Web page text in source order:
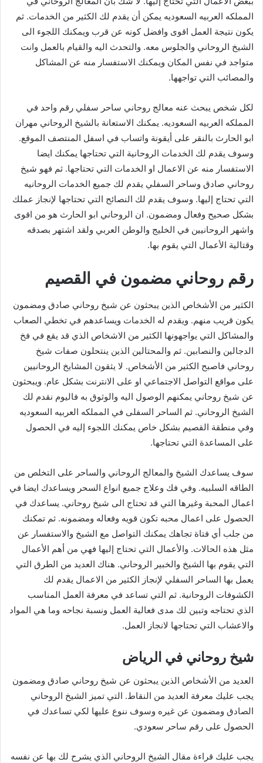
المملكه العربيه السعوديه يمكن أن يقدم لك الكثير من الخدمات. ثم
يكون نتيجة العمل اقوى وافضل كونه عن قرب ويمكنك اللجوء الى
الشيخ الروحاني والجلوس معه. والتحدث اليه والقيام بالعمل وانت
متواجد في نفس المكان ويمكنك الاستفسار منه عن المشاكل
والمصائب التي تواجهها.
لكل شخص يبحث عنه معالج روحاني ساحر سفلي رقم واحد في
المملكه العربيه السعوديه. يمكنك الاستعانة بالشيخ الروحاني مهران
ابو الحارث بالنقر على أيقونة واتساب في اسفل المنتصف الموقع.
وسوف يقدم لك الخدمات الروحانية التي تحتاجها يمكنك ايضا
الاستفسار منه عن الاعمال او الخدمات التي تحتاجها. ثم فهو شيخ
روحاني صادق وساحر السفلي يقدم لك جميع الخدمات الروحانيه
التي تحتاج إليها. وسوف يقدم لك النصائح التي تحتاجها لإنجاز عملك
بشكل صحيح وفعال ومضمون. ان الروحاني ابو الحارث هو من اقوى
واشهر الروحانيين في الخليج والوطن العربي ولقد اشتهر بصدقه
وقتالية الأعمال التي يقوم بها.
رقم روحاني مضمون في القصيم
الكثير من الأشخاص الذين يبحثون عن شيخ روحاني صادق ومضمون
يكون قريب منهم. ويقدم له الخدمات ويساعدهم في تخطي الصعاب
والمشاكل التي يواجهونها الكثير من الاشخاص الذي قد يقع في فخ
الدجالين والنصابين. ثم والمحتالين الذين ينتحلون صفات شيخ
روحاني فاصبح الكثير من الأشخاص. لا يثقون المشايخ الروحانيين
على مواقع التواصل الاجتماعي او على الانترنت بشكل عام. ويبحثون
عن شيخ روحاني يمكنهم الوصول اليه والوثوق به فاليوم نقدم لك
الشيخ الروحاني. ثم الساحر السفلى في المملكه العربيه السعوديه
وفي منطقة القصيم بشكل خاص يمكنك اللجوء إليه في الحصول
على المساعدة التي تحتاجها.
سوف يساعدك الشيخ والمعالج الروحاني والساحر على التخلص من
الطاقه السلبيه. وفي فك وعلاج جميع انواع السحر ويساعدك ايضا في
اعمال المحبة وغيرها التي قد تحتاج الى شيخ روحاني. يساعدك في
الحصول على اعمال محبه تكون قويه وفعاله ومضمونه. ثم تمكنك
من جلب أي فتاة تجاهك يمكنك التواصل مع الشيخ والاستفسار عن
مثل هذه الحالات. والأعمال التي تحتاج إليها فهي من أهم الأعمال
التي يقوم بها الشيخ والخبير الروحاني. هناك العديد من الطرق التي
يعمل بها الساحر السفلي لإنجاز الكثير من الاعمال يقدم لك
الكشوفات الروحانية. ثم التي تساعد في معرفة العمل المناسب
الذي تحتاجه وتبين لك مدى فعالية العمل ونسبة نجاحه وما هي المواد
والاعشاب التي تحتاجها لانجاز العمل.
شيخ روحاني في الرياض
العديد من الأشخاص الذين يبحثون عن شيخ روحاني صادق ومضمون
يجب عليك معرفة العديد من النقاط. التي تميز الشيخ الروحاني
الصادق ومضمون عن غيره وسوف ننوع عليها لكي تساعدك في
الحصول على رقم ساحر سعودي.
يجب عليك قراءة مقال الشيخ الروحاني الذي يشرح لك بها عن نفسه